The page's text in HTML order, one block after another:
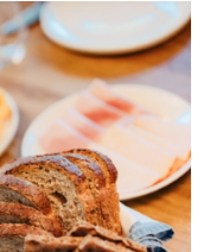
grønt torsdag 19.